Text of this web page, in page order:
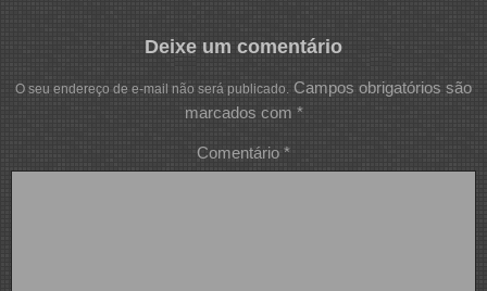
Deixe um comentário
O seu endereço de e-mail não será publicado. Campos obrigatórios são
marcados com *
Comentário *